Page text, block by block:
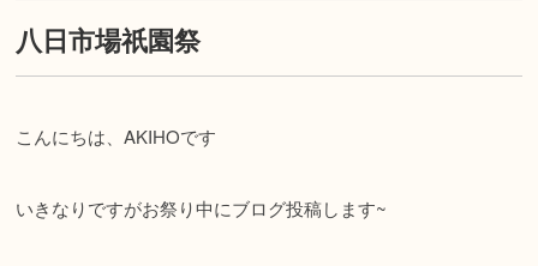
八日市場祇園祭
こんにちは、AKIHOです
いきなりですがお祭り中にブログ投稿します~